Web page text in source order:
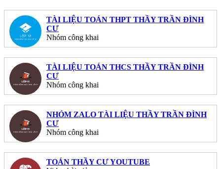
TÀI LIỆU TOÁN THPT THẦY TRẦN ĐÌNH
CƯ
Nhóm công khai
TÀI LIỆU TOÁN THCS THẦY TRẦN ĐÌNH
CƯ
Nhóm công khai
NHÓM ZALO TÀI LIỆU THẦY TRẦN ĐÌNH
CƯ
Nhóm công khai
TOÁN THẦY CƯ YOUTUBE